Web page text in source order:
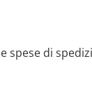
spese di